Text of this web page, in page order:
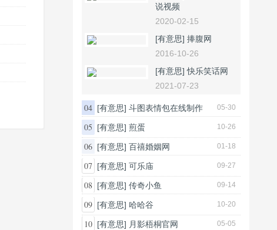
说视频
2020-02-15
[有意思] 捧腹网
2016-10-26
[有意思] 快乐笑话网
2021-07-23
04 [有意思] 斗图表情包在线制作 05-30
05 [有意思] 煎蛋 10-26
06 [有意思] 百禧婚姻网 01-18
07 [有意思] 可乐庙 09-27
08 [有意思] 传奇小鱼 09-14
09 [有意思] 哈哈谷 10-20
10 [有意思] 月影梧桐官网 05-05